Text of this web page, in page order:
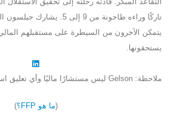
تاركًا وراءه طاحونة من 9 إلى
يتمكن الآخرون من السيطرة على مستقبلهم
يستحقونها.
ملاحظة: Gelson ليس مستشارًا ماليًا وأي تعليق استثماري هو آرائه فقط.
(ما هو FFP؟ )